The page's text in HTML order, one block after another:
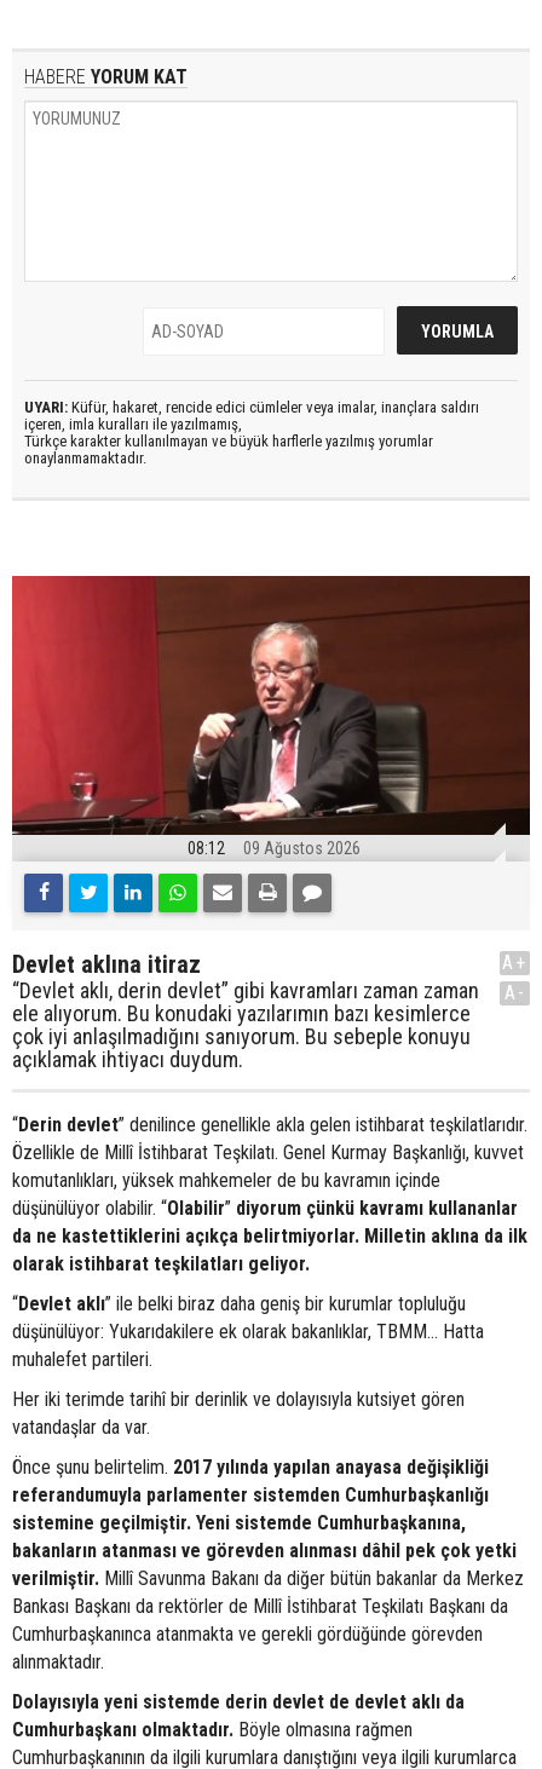
HABERE YORUM KAT
UYARI: Küfür, hakaret, rencide edici cümleler veya imalar, inançlara saldırı
içeren, imla kuralları ile yazılmamış,
Türkçe karakter kullanılmayan ve büyük harflerle yazılmış yorumlar
onaylanmamaktadır.
08:12 09 Ağustos 2026
Devlet aklına itiraz
“Devlet aklı, derin devlet” gibi kavramları zaman zaman
ele alıyorum. Bu konudaki yazılarımın bazı kesimlerce
çok iyi anlaşılmadığını sanıyorum. Bu sebeple konuyu
açıklamak ihtiyacı duydum.
A+
A-
“Derin devlet” denilince genellikle akla gelen istihbarat teşkilatlarıdır.
Özellikle de Millî İstihbarat Teşkilatı. Genel Kurmay Başkanlığı, kuvvet
komutanlıkları, yüksek mahkemeler de bu kavramın içinde
düşünülüyor olabilir. “Olabilir” diyorum çünkü kavramı kullananlar
da ne kastettiklerini açıkça belirtmiyorlar. Milletin aklına da ilk
olarak istihbarat teşkilatları geliyor.
“Devlet aklı” ile belki biraz daha geniş bir kurumlar topluluğu
düşünülüyor: Yukarıdakilere ek olarak bakanlıklar, TBMM… Hatta
muhalefet partileri.
Her iki terimde tarihî bir derinlik ve dolayısıyla kutsiyet gören
vatandaşlar da var.
Önce şunu belirtelim. 2017 yılında yapılan anayasa değişikliği
referandumuyla parlamenter sistemden Cumhurbaşkanlığı
sistemine geçilmiştir. Yeni sistemde Cumhurbaşkanına,
bakanların atanması ve görevden alınması dâhil pek çok yetki
verilmiştir. Millî Savunma Bakanı da diğer bütün bakanlar da Merkez
Bankası Başkanı da rektörler de Millî İstihbarat Teşkilatı Başkanı da
Cumhurbaşkanınca atanmakta ve gerekli gördüğünde görevden
alınmaktadır.
Dolayısıyla yeni sistemde derin devlet de devlet aklı da
Cumhurbaşkanı olmaktadır. Böyle olmasına rağmen
Cumhurbaşkanının da ilgili kurumlara danıştığını veya ilgili kurumlarca